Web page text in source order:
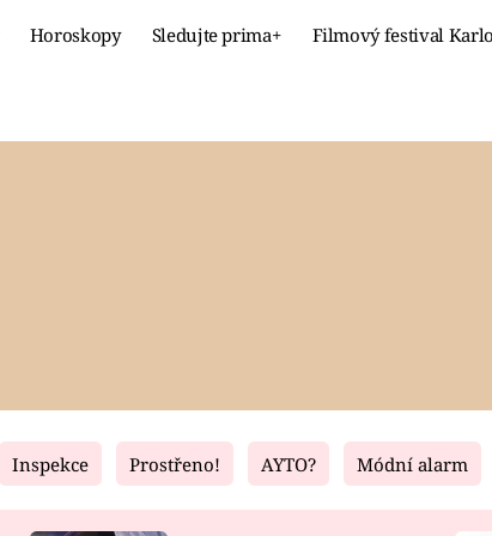
Horoskopy Sledujte prima+ Filmový festival
Fresh Living
Inspekce Prostřeno! AYTO? Módní alarm